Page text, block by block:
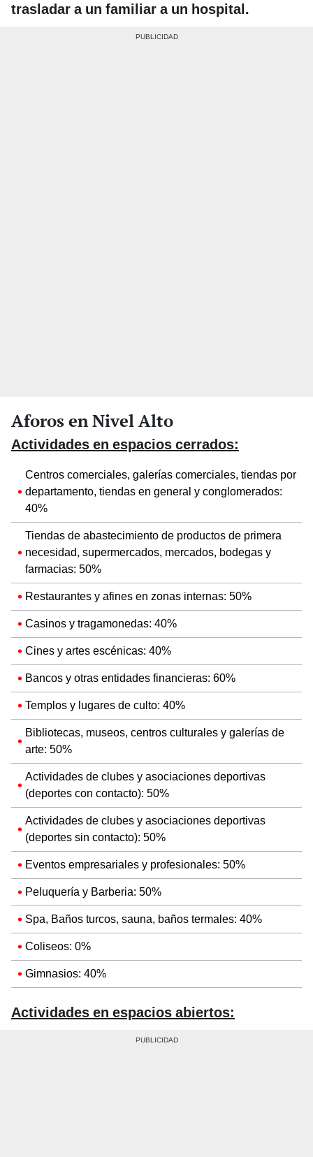
trasladar a un familiar a un hospital.
Aforos en Nivel Alto
Actividades en espacios cerrados:
Centros comerciales, galerías comerciales, tiendas por
departamento, tiendas en general y conglomerados:
40%
Tiendas de abastecimiento de productos de primera
necesidad, supermercados, mercados, bodegas y
farmacias: 50%
Restaurantes y afines en zonas internas: 50%
Casinos y tragamonedas: 40%
Cines y artes escénicas: 40%
Bancos y otras entidades financieras: 60%
Templos y lugares de culto: 40%
Bibliotecas, museos, centros culturales y galerías de
arte: 50%
Actividades de clubes y asociaciones deportivas
(deportes con contacto): 50%
Actividades de clubes y asociaciones deportivas
(deportes sin contacto): 50%
Eventos empresariales y profesionales: 50%
Peluquería y Barberia: 50%
Spa, Baños turcos, sauna, baños termales: 40%
Coliseos: 0%
Gimnasios: 40%
Actividades en espacios abiertos: